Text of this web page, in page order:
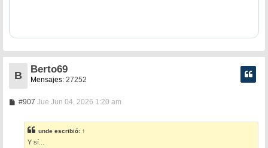
B
Berto69
Mensajes: 27252
#907M
s
a
j
Jue Jun 04, 2026 1:20 am
unde escribió: ↑
Y sí...